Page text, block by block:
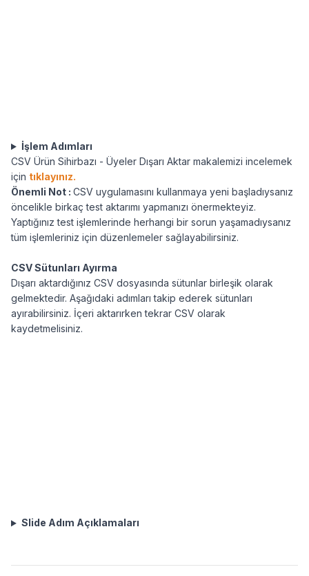
İşlem Adımları
CSV Ürün Sihirbazı - Üyeler Dışarı Aktar makalemizi incelemek
için tıklayınız.
Önemli Not : CSV uygulamasını kullanmaya yeni başladıysanız
öncelikle birkaç test aktarımı yapmanızı önermekteyiz.
Yaptığınız test işlemlerinde herhangi bir sorun yaşamadıysanız
tüm işlemleriniz için düzenlemeler sağlayabilirsiniz.
CSV Sütunları Ayırma
Dışarı aktardığınız CSV dosyasında sütunlar birleşik olarak
gelmektedir. Aşağıdaki adımları takip ederek sütunları
ayırabilirsiniz. İçeri aktarırken tekrar CSV olarak
kaydetmelisiniz.
Slide Adım Açıklamaları